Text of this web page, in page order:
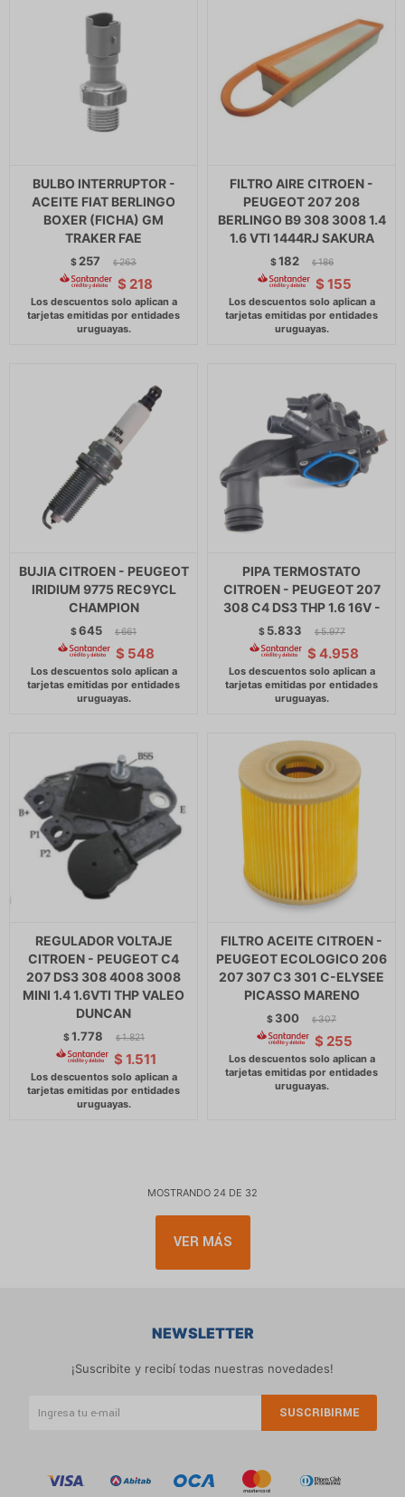
BULBO INTERRUPTOR -
ACEITE FIAT BERLINGO
BOXER (FICHA) GM
TRAKER FAE
$ 257 $ 263
$ 218
FILTRO AIRE CITROEN -
PEUGEOT 207 208
BERLINGO B9 308 3008 1.4
1.6 VTI 1444RJ SAKURA
$182 $ 186
$ 155
BUJIA CITROEN - PEUGEOT
IRIDIUM 9775 REC9YCL
CHAMPION
$645 $ 661
$ 548
PIPA TERMOSTATO
CITROEN - PEUGEOT 207
308 C4 DS3 THP 1.6 16V -
$ 5.833 $ 5.977
$ 4.958
REGULADOR VOLTAJE
CITROEN - PEUGEOT C4
207 DS3 308 4008 3008
MINI 1.4 1.6VTI THP VALEO
DUNCAN
$1.778 $ 1.821
$ 1.511
FILTRO ACEITE CITROEN -
PEUGEOT ECOLOGICO 206
207 307 C3 301 C-ELYSEE
PICASSO MARENO
$ 300 $ 307
$ 255
MOSTRANDO 24 DE 32
VER MÁS
NEWSLETTER
¡Suscribite y recibí todas nuestras novedades!
SUSCRIBIRME